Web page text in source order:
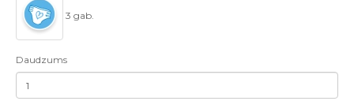
3 gab.
Daudzums